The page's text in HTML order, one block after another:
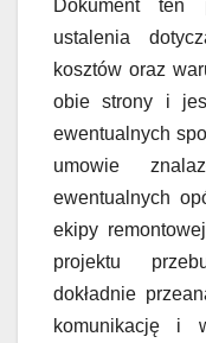
Dokument ten
ustalenia
kosztów oraz
obie strony i
ewentualnych
umowie
ewentualnych
ekipy
projektu
dokładnie
komunikację i